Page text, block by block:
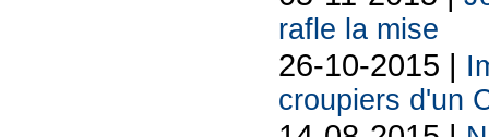
rafle la mise
26-10-2015 |
croupiers d'un